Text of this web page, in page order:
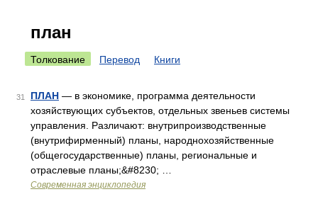
план
Толкование Перевод Книги
31 ПЛАН — в экономике, программа деятельности
хозяйствующих субъектов, отдельных звеньев системы
управления. Различают: внутрипроизводственные
(внутрифирменный) планы, народнохозяйственные
(общегосударственные) планы, региональные и
отраслевые планы;&#8230; …
Современная энциклопедия